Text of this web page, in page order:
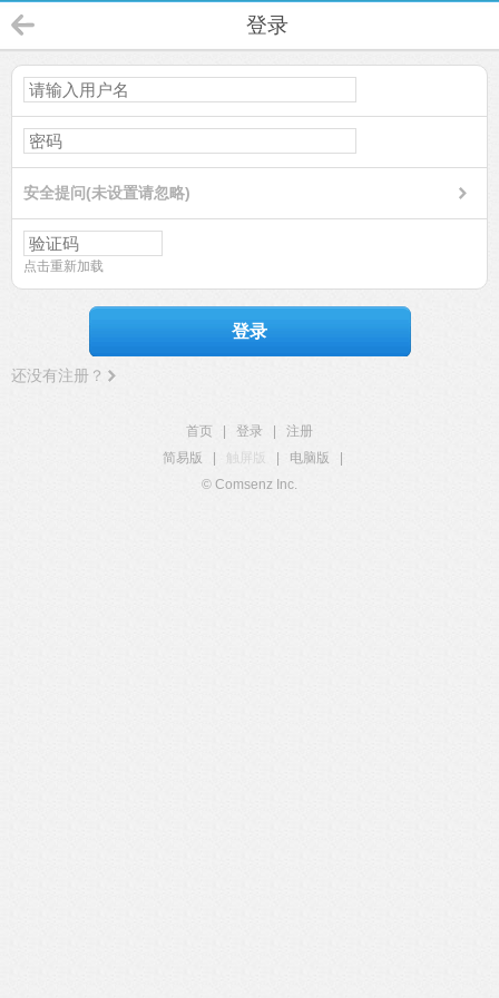
登录
安全提问(未设置请忽略)
点击重新加载
登录
还没有注册？
首页 登录
注册
简易版
触屏版 电脑版
© Comsenz Inc.